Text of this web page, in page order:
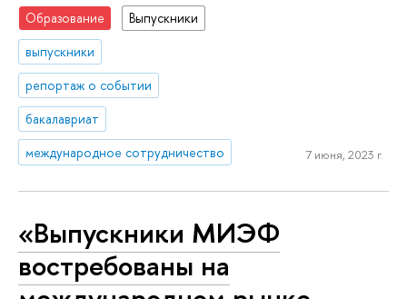
Образование
Выпускники
выпускники
репортаж о событии
бакалавриат
международное сотрудничество
7 июня, 2023 г.
«Выпускники МИЭФ
востребованы на